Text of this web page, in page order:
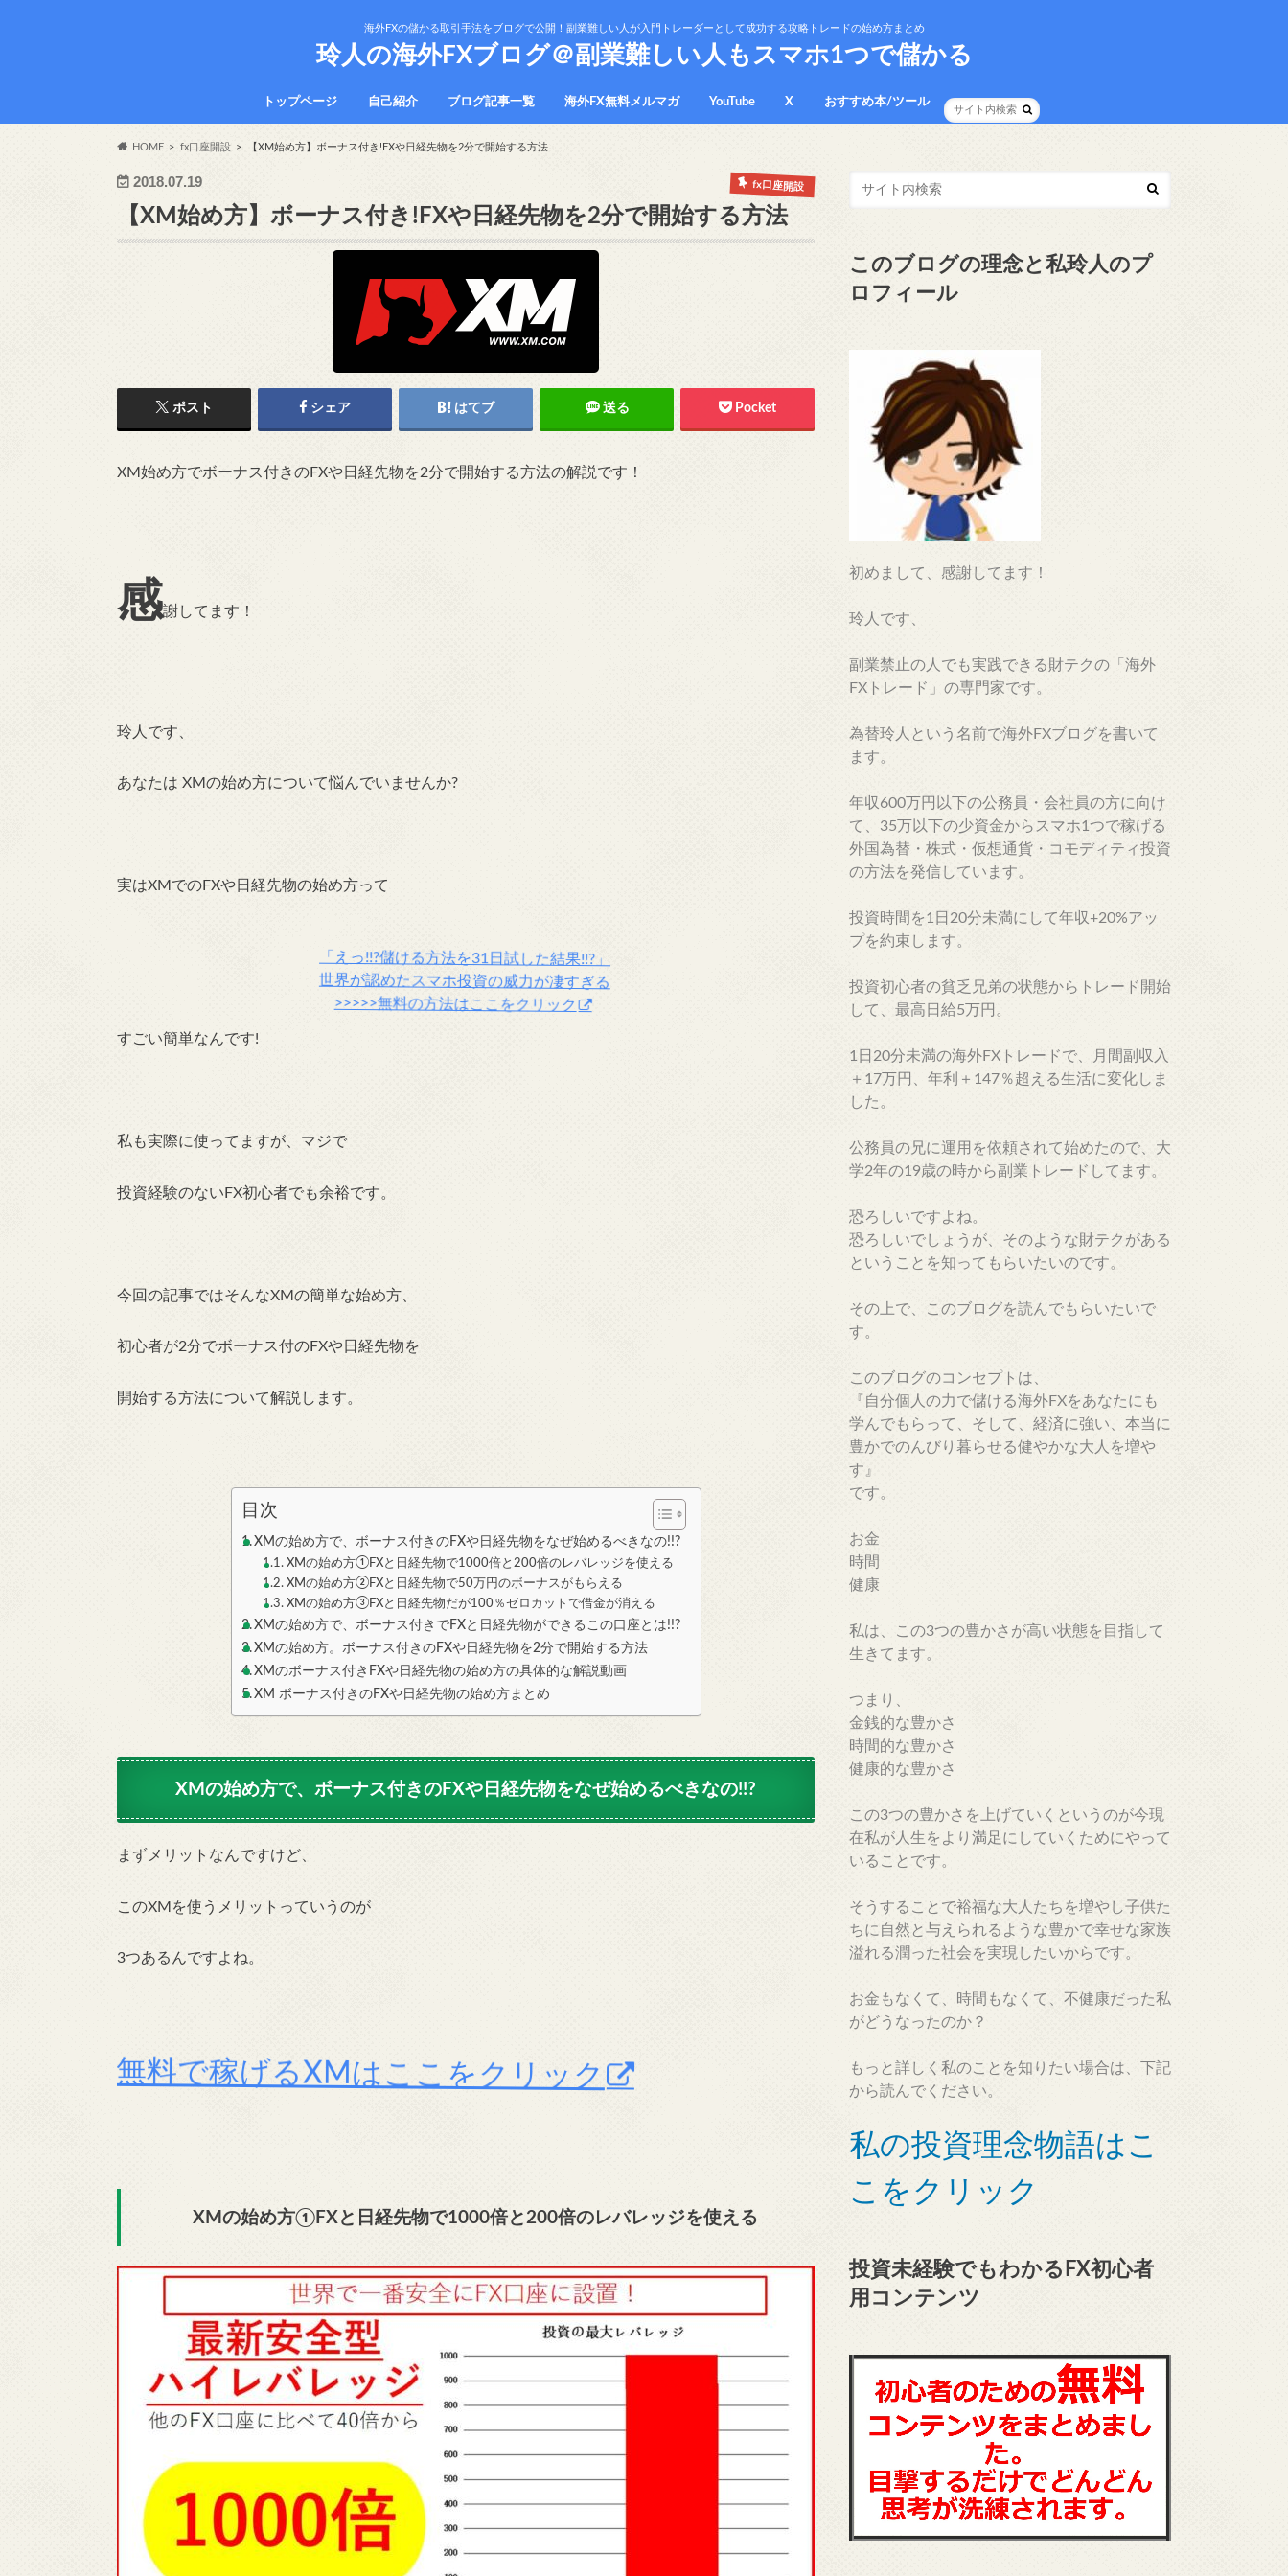
海外FXの儲かる取引手法をブログで公開！副業難しい人が入門トレーダーとして成功する攻略トレードの始め方まとめ
玲人の海外FXブログ＠副業難しい人もスマホ1つで儲かる
トップページ 自己紹介 ブログ記事一覧 海外FX無料メルマガ YouTube X おすすめ本/ツール
HOME fx口座開設 【XM始め方】ボーナス付き!FXや日経先物を2分で開始する方法
2018.07.19 fx口座開設
【XM始め方】ボーナス付き!FXや日経先物を2分で開始する方法
ポスト シェア はてブ 送る Pocket
XM始め方でボーナス付きのFXや日経先物を2分で開始する方法の解説です！
感謝してます！
玲人です、
あなたは XMの始め方について悩んでいませんか?
実はXMでのFXや日経先物の始め方って
「えっ!!?儲ける方法を31日試した結果!!?」
世界が認めたスマホ投資の威力が凄すぎる
>>>>>無料の方法はここをクリック
すごい簡単なんです!
私も実際に使ってますが、マジで
投資経験のないFX初心者でも余裕です。
今回の記事ではそんなXMの簡単な始め方、
初心者が2分でボーナス付のFXや日経先物を
開始する方法について解説します。
目次
XMの始め方で、ボーナス付きのFXや日経先物をなぜ始めるべきなの!!?
XMの始め方①FXと日経先物で1000倍と200倍のレバレッジを使える
XMの始め方②FXと日経先物で50万円のボーナスがもらえる
XMの始め方③FXと日経先物だが100％ゼロカットで借金が消える
XMの始め方で、ボーナス付きでFXと日経先物ができるこの口座とは!!?
XMの始め方。ボーナス付きのFXや日経先物を2分で開始する方法
XMのボーナス付きFXや日経先物の始め方の具体的な解説動画
XM ボーナス付きのFXや日経先物の始め方まとめ
XMの始め方で、ボーナス付きのFXや日経先物をなぜ始めるべきなの!!?
まずメリットなんですけど、
このXMを使うメリットっていうのが
3つあるんですよね。
無料で稼げるXMはここをクリック
XMの始め方①FXと日経先物で1000倍と200倍のレバレッジを使える
このブログの理念と私玲人のプ
ロフィール
初めまして、感謝してます！
玲人です、
副業禁止の人でも実践できる財テクの「海外
FXトレード」の専門家です。
為替玲人という名前で海外FXブログを書いて
ます。
年収600万円以下の公務員・会社員の方に向け
て、35万以下の少資金からスマホ1つで稼げる
外国為替・株式・仮想通貨・コモディティ投資
の方法を発信しています。
投資時間を1日20分未満にして年収+20%アッ
プを約束します。
投資初心者の貧乏兄弟の状態からトレード開始
して、最高日給5万円。
1日20分未満の海外FXトレードで、月間副収入
＋17万円、年利＋147％超える生活に変化しま
した。
公務員の兄に運用を依頼されて始めたので、大
学2年の19歳の時から副業トレードしてます。
恐ろしいですよね。
恐ろしいでしょうが、そのような財テクがある
ということを知ってもらいたいのです。
その上で、このブログを読んでもらいたいで
す。
このブログのコンセプトは、
『自分個人の力で儲ける海外FXをあなたにも
学んでもらって、そして、経済に強い、本当に
豊かでのんびり暮らせる健やかな大人を増や
す』
です。
お金
時間
健康
私は、この3つの豊かさが高い状態を目指して
生きてます。
つまり、
金銭的な豊かさ
時間的な豊かさ
健康的な豊かさ
この3つの豊かさを上げていくというのが今現
在私が人生をより満足にしていくためにやって
いることです。
そうすることで裕福な大人たちを増やし子供た
ちに自然と与えられるような豊かで幸せな家族
溢れる潤った社会を実現したいからです。
お金もなくて、時間もなくて、不健康だった私
がどうなったのか？
もっと詳しく私のことを知りたい場合は、下記
から読んでください。
私の投資理念物語はこ
こをクリック
投資未経験でもわかるFX初心者
用コンテンツ